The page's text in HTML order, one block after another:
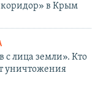
в Крым
с лица земли». Кто
уничтожения